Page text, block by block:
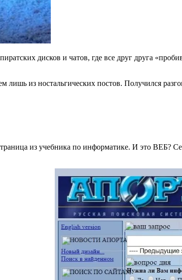
дисков и чатов, где все друг друга
лишь из ностальгических постов. Получился
из учебника по информатике. И это ВЕБ?